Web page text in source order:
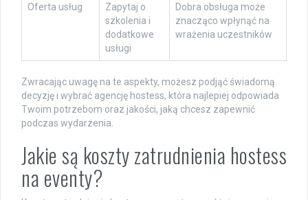
Oferta usług
Zapytaj o
szkolenia i
dodatkowe
usługi
Dobra obsługa może
znacząco wpłynąć na
wrażenia uczestników
Zwracając uwagę na te aspekty, możesz podjąć świadomą
decyzję i wybrać agencję hostess, która najlepiej odpowiada
Twoim potrzebom oraz jakości, jaką chcesz zapewnić
podczas wydarzenia.
Jakie są koszty zatrudnienia hostess
na eventy?